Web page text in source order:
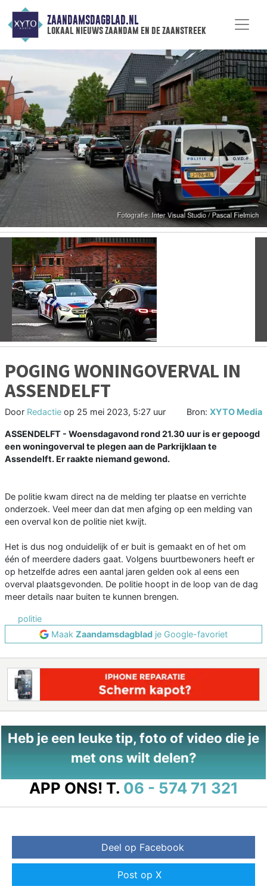
ZAANDAMSDAGBLAD.NL
lokaal nieuws zaandam en de zaanstreek
Vorige
POGING WONINGOVERVAL IN
ASSENDELFT
Door Redactie op 25 mei 2023, 5:27 uur Bron: XYTO Media
ASSENDELFT - Woensdagavond rond 21.30 uur is er gepoogd
een woningoverval te plegen aan de Parkrijklaan te
Assendelft. Er raakte niemand gewond.
De politie kwam direct na de melding ter plaatse en verrichte
onderzoek. Veel meer dan dat men afging op een melding van
een overval kon de politie niet kwijt.
Het is dus nog onduidelijk of er buit is gemaakt en of het om
één of meerdere daders gaat. Volgens buurtbewoners heeft er
op hetzelfde adres een aantal jaren gelden ook al eens een
overval plaatsgevonden. De politie hoopt in de loop van de dag
meer details naar buiten te kunnen brengen.
politie
Maak Zaandamsdagblad je Google-favoriet
Heb je een leuke tip, foto of video die je
met ons wilt delen?
APP ONS! T. 06 - 574 71 321
Deel op Facebook
Post op X